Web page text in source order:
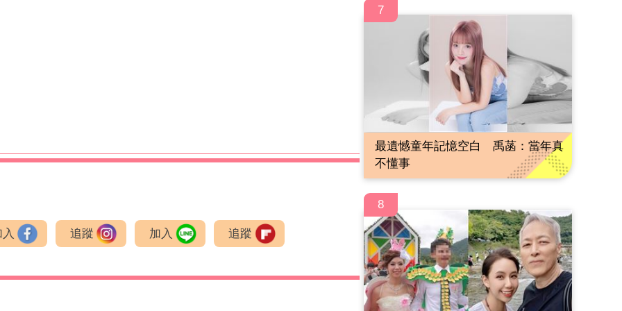
追蹤 加入 追蹤
7
最遺憾童年記憶空白 禹菡：當年真
不懂事
8